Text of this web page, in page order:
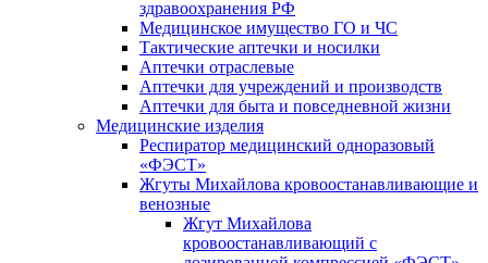
здравоохранения РФ
Медицинское имущество ГО и ЧС
Тактические аптечки и носилки
Аптечки отраслевые
Аптечки для учреждений и производств
Аптечки для быта и повседневной жизни
Медицинские изделия
Респиратор медицинский одноразовый
«ФЭСТ»
Жгуты Михайлова кровоостанавливающие и
венозные
Жгут Михайлова
кровоостанавливающий с